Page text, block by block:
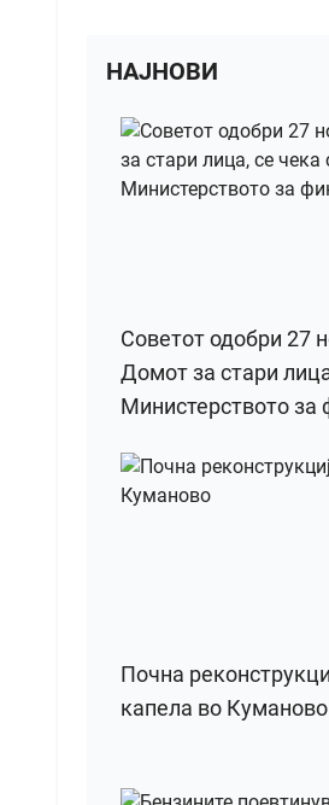
НАЈНОВИ
Советот одобри 27
Домот за стари
Министерството за
Почна
капела во Куманово